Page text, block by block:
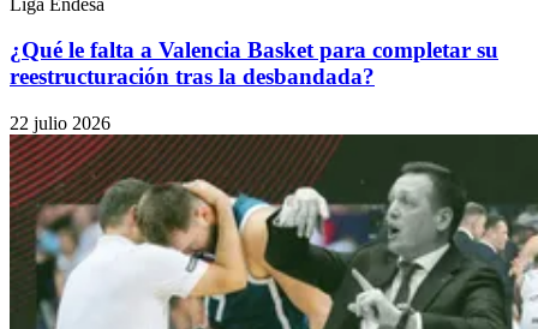
¿Qué le falta a Valencia Basket para completar su
reestructuración tras la desbandada?
22 julio 2026